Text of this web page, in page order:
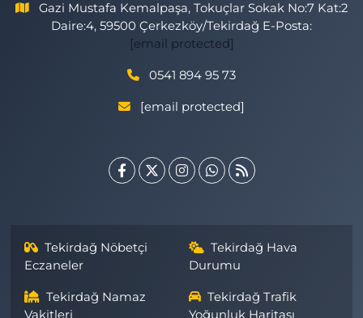
Gazi Mustafa Kemalpaşa, Tokuçlar Sokak No:7 Kat:2
Daire:4, 59500 Çerkezköy/Tekirdağ E-Posta:
[email protected]
0541 894 95 73
[email protected]
Tekirdağ Nöbetçi
Eczaneler
Tekirdağ Hava
Durumu
Tekirdağ Namaz
Vakitleri
Tekirdağ Trafik
Yoğunluk Haritası